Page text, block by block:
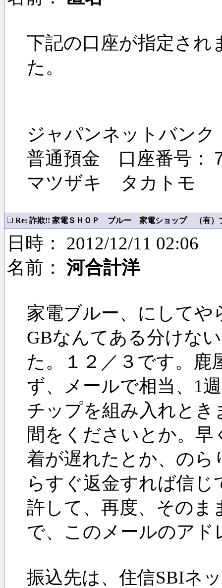
下記の口座が指定され
た。
ジャパンネットバン
普通預金 口座番号：
マツザキ タカトモ
Re: 詐欺!! 家電ＳＨＯＰ ブルー 家電ショップ （有）
日時： 2012/12/11 02:06
名前： 河合計洋
家電ブルー、にしてや
GBなんてある分けな
た。１２／３です。鹿
ず、メールで相当、1
チップを組み入れと
間をくださいとか。
着が遅れたとか、の
らすぐ返金すれば信
許して、再度、そのま
で、このメールのア
振込先は、住信SBIネ